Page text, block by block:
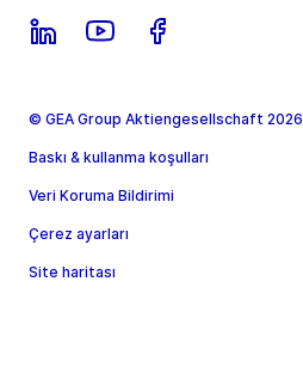
© GEA Group Aktiengesellschaft 2026
Baskı & kullanma koşulları
Veri Koruma Bildirimi
Çerez ayarları
Site haritası